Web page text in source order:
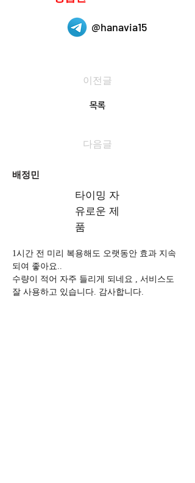
@hanavia15
이전글
목록
다음글
배정민
타이밍 자
유로운 제
품
1시간 전 미리 복용해도 오랫동안 효과 지속
되여 좋아요..
수량이 적어 자주 들리게 되네요 , 서비스도
잘 사용하고 있습니다. 감사합니다.